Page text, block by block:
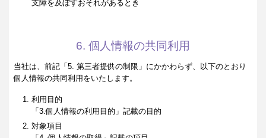
支障を及ぼすおそれがあるとき
6. 個人情報の共同利用
当社は、前記「5. 第三者提供の制限」にかかわらず、以下のとおり
個人情報の共同利用をいたします。
利用目的
「3.個人情報の利用目的」記載の目的
対象項目